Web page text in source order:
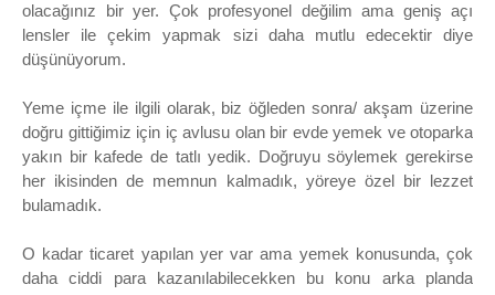
olacağınız bir yer. Çok profesyonel değilim ama geniş açı
lensler ile çekim yapmak sizi daha mutlu edecektir diye
düşünüyorum.
Yeme içme ile ilgili olarak, biz öğleden sonra/ akşam üzerine
doğru gittiğimiz için iç avlusu olan bir evde yemek ve otoparka
yakın bir kafede de tatlı yedik. Doğruyu söylemek gerekirse
her ikisinden de memnun kalmadık, yöreye özel bir lezzet
bulamadık.
O kadar ticaret yapılan yer var ama yemek konusunda, çok
daha ciddi para kazanılabilecekken bu konu arka planda